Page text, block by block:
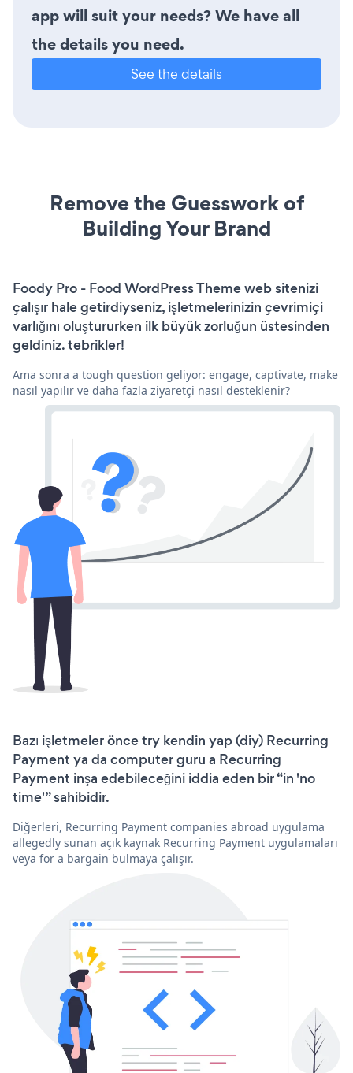
app will suit your needs? We have all
the details you need.
See the details
Remove the Guesswork of
Building Your Brand
Foody Pro - Food WordPress Theme web sitenizi
çalışır hale getirdiyseniz, işletmelerinizin çevrimiçi
varlığını oluştururken ilk büyük zorluğun üstesinden
geldiniz. tebrikler!
Ama sonra a tough question geliyor: engage, captivate, make
nasıl yapılır ve daha fazla ziyaretçi nasıl desteklenir?
Bazı işletmeler önce try kendin yap (diy) Recurring
Payment ya da computer guru a Recurring
Payment inşa edebileceğini iddia eden bir “in 'no
time'” sahibidir.
Diğerleri, Recurring Payment companies abroad uygulama
allegedly sunan açık kaynak Recurring Payment uygulamaları
veya for a bargain bulmaya çalışır.